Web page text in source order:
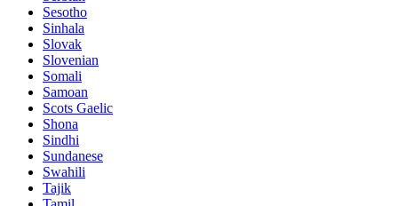
Sesotho
Sinhala
Slovak
Slovenian
Somali
Samoan
Scots Gaelic
Shona
Sindhi
Sundanese
Swahili
Tajik